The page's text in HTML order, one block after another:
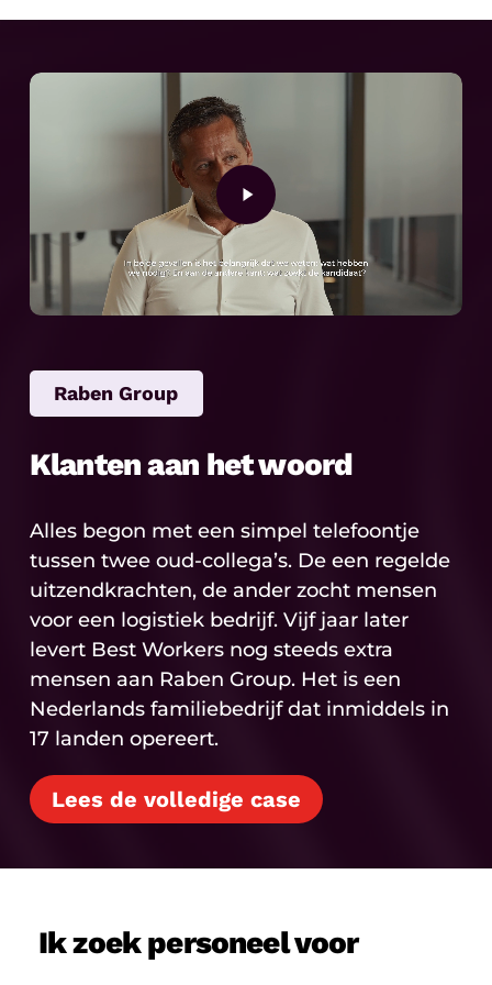
Play
Raben Group
Klanten aan het woord
Alles begon met een simpel telefoontje
tussen twee oud-collega’s. De een regelde
uitzendkrachten, de ander zocht mensen
voor een logistiek bedrijf. Vijf jaar later
levert Best Workers nog steeds extra
mensen aan Raben Group. Het is een
Nederlands familiebedrijf dat inmiddels in
17 landen opereert.
Lees de volledige case
Ik zoek personeel voor